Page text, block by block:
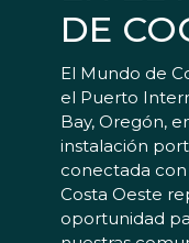
DE
El Mundo de
el Puerto
Bay, Oregón,
instalación
conectada
Costa Oeste
oportunidad